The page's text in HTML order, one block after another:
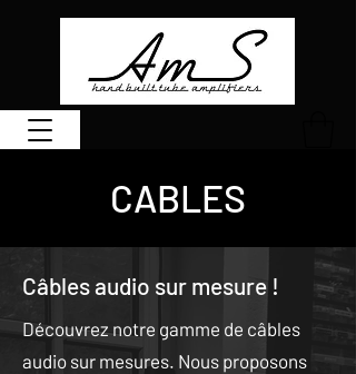
CABLES
Câbles audio sur mesure !
Découvrez notre gamme de câbles
audio sur mesures. Nous proposons